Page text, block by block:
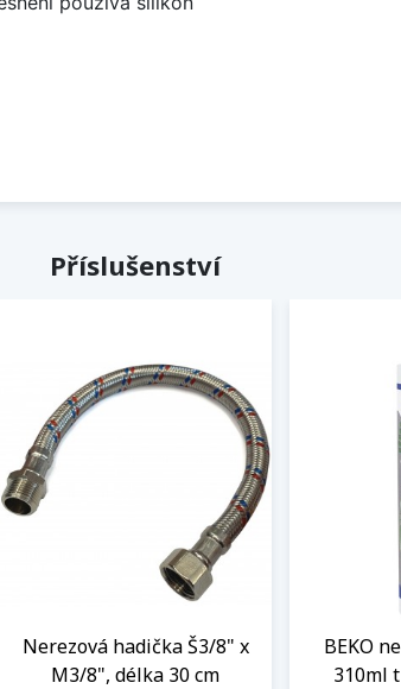
Příslušenství
Nerezová hadička Š3/8" x
M3/8", délka 30 cm
BEKO
310ml